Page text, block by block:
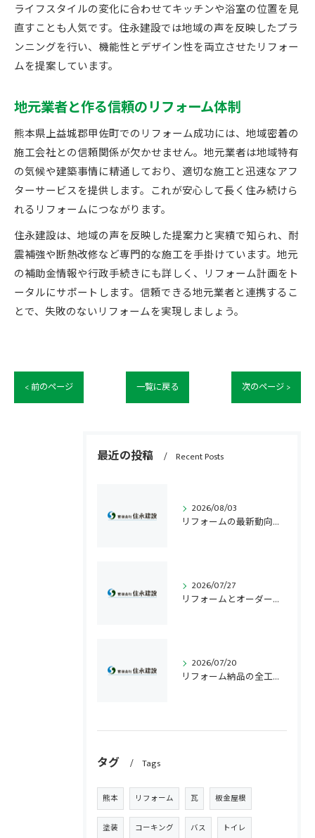
ライフスタイルの変化に合わせてキッチンや浴室の位置を見
直すことも人気です。住永建設では地域の声を反映したプラ
ンニングを行い、機能性とデザイン性を両立させたリフォー
ムを提案しています。
地元業者と作る信頼のリフォーム体制
熊本県上益城郡甲佐町でのリフォーム成功には、地域密着の
施工会社との信頼関係が欠かせません。地元業者は地域特有
の気候や建築事情に精通しており、適切な施工と迅速なアフ
ターサービスを提供します。これが安心して長く住み続けら
れるリフォームにつながります。
住永建設は、地域の声を反映した提案力と実績で知られ、耐
震補強や断熱改修など専門的な施工を手掛けています。地元
の補助金情報や行政手続きにも詳しく、リフォーム計画をト
ータルにサポートします。信頼できる地元業者と連携するこ
とで、失敗のないリフォームを実現しましょう。
< 前のページ 一覧に戻る 次のページ >
最近の投稿 Recent Posts
2026/08/03
リフォームの最新動向と熊本県熊本市東区で理想の住まいを実現するための実践ポイント
2026/07/27
リフォームとオーダー住宅の費用や後悔しない選び方を徹底比較
2026/07/20
リフォーム納品の全工程と熊本県阿蘇郡西原村で補助金を最大化するポイント解説
タグ Tags
熊本 リフォーム 瓦 板金屋根
塗装 コーキング バス トイレ